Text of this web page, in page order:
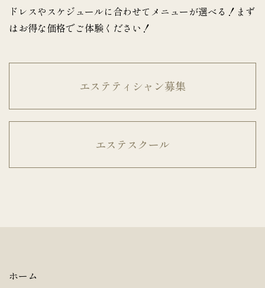
ドレスやスケジュールに合わせてメニューが選べる！まず
はお得な価格でご体験ください！
エステティシャン募集
エステスクール
ホーム